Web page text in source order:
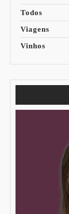
Todos
Viagens
Vinhos